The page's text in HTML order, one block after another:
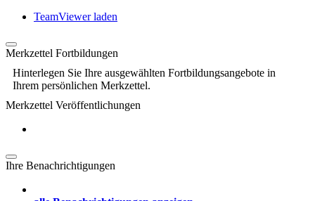
TeamViewer laden
Merkzettel Fortbildungen
Hinterlegen Sie Ihre ausgewählten Fortbildungsangebote in
Ihrem persönlichen Merkzettel.
Merkzettel Veröffentlichungen
Ihre Benachrichtigungen